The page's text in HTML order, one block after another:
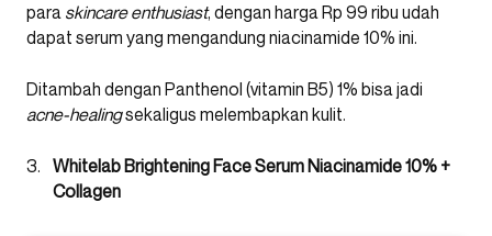
para skincare enthusiast, dengan harga Rp 99 ribu udah
dapat serum yang mengandung niacinamide 10% ini.
Ditambah dengan Panthenol (vitamin B5) 1% bisa jadi
acne-healingsekaligus melembapkan kulit.
Whitelab Brightening Face Serum Niacinamide 10% +
Collagen